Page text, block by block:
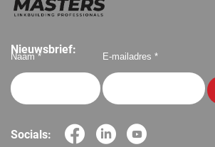
Nieuwsbrief:
Naam * E-mailadres *
Socials: